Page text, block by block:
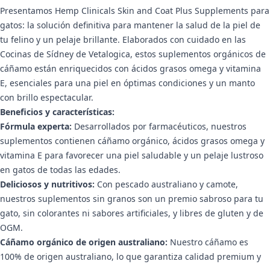
Presentamos Hemp Clinicals Skin and Coat Plus Supplements para
gatos: la solución definitiva para mantener la salud de la piel de
tu felino y un pelaje brillante. Elaborados con cuidado en las
Cocinas de Sídney de Vetalogica, estos suplementos orgánicos de
cáñamo están enriquecidos con ácidos grasos omega y vitamina
E, esenciales para una piel en óptimas condiciones y un manto
con brillo espectacular.
Beneficios y características:
Fórmula experta: Desarrollados por farmacéuticos, nuestros
suplementos contienen cáñamo orgánico, ácidos grasos omega y
vitamina E para favorecer una piel saludable y un pelaje lustroso
en gatos de todas las edades.
Deliciosos y nutritivos: Con pescado australiano y camote,
nuestros suplementos sin granos son un premio sabroso para tu
gato, sin colorantes ni sabores artificiales, y libres de gluten y de
OGM.
Cáñamo orgánico de origen australiano: Nuestro cáñamo es
100% de origen australiano, lo que garantiza calidad premium y